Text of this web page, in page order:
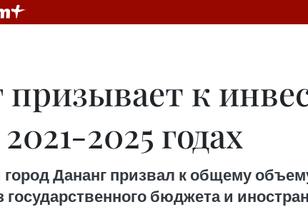
призывает к
2025 годах
Дананг призвал к общему
бюджета и